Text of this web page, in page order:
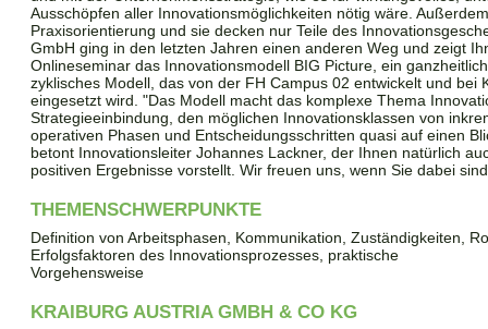
Ausschöpfen aller Innovationsmöglichkeiten nötig wäre.
Praxisorientierung und sie decken nur Teile des
GmbH ging in den letzten Jahren einen anderen Weg und zeigt
Onlineseminar das Innovationsmodell BIG Picture, ein
zyklisches Modell, das von der FH Campus 02 entwickelt und bei
eingesetzt wird. "Das Modell macht das komplexe Thema
Strategieeinbindung, den möglichen Innovationsklassen von
operativen Phasen und Entscheidungsschritten quasi auf einen
betont Innovationsleiter Johannes Lackner, der Ihnen natürlich
positiven Ergebnisse vorstellt. Wir freuen uns, wenn Sie dabei
THEMENSCHWERPUNKTE
Definition von Arbeitsphasen, Kommunikation, Zuständigkeiten,
Erfolgsfaktoren des Innovationsprozesses, praktische
Vorgehensweise
KRAIBURG AUSTRIA GMBH & CO KG